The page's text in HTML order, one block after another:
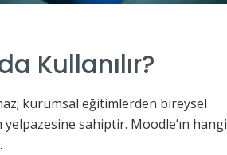
Kullanılır?
kurumsal eğitimlerden bireysel
sahiptir. Moodle’ın hangi